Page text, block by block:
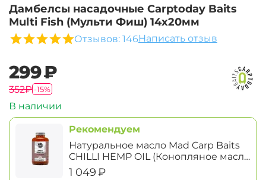
Дамбелсы насадочные Carptoday Baits
Multi Fish (Мульти Фиш) 14х20мм
Отзывов: 146Написать отзыв
‍299‍₽
‍352‍₽-15%
В наличии
Рекомендуем
Натуральное масло Mad Carp Baits
CHILLI HEMP OIL (Конопляное масло
с Чили Перцем)
‍1 049‍₽